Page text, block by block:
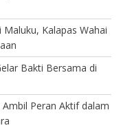
Kalapas Wahai
Bakti Bersama di
Ambil Peran Aktif dalam